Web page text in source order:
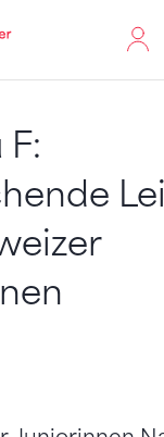
Seite wird
F: